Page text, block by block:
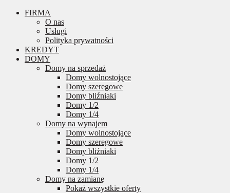
FIRMA
O nas
Usługi
Polityka prywatności
KREDYT
DOMY
Domy na sprzedaż
Domy wolnostojące
Domy szeregowe
Domy bliźniaki
Domy 1/2
Domy 1/4
Domy na wynajem
Domy wolnostojące
Domy szeregowe
Domy bliźniaki
Domy 1/2
Domy 1/4
Domy na zamianę
Pokaż wszystkie oferty